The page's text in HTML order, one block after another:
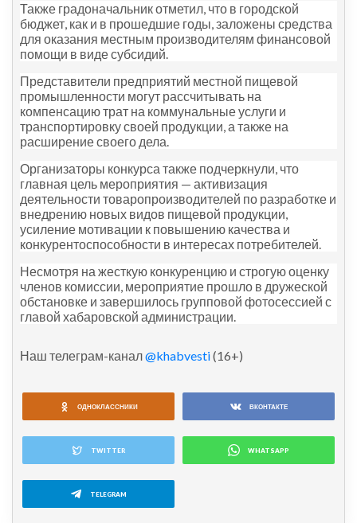
Также градоначальник отметил, что в городской
бюджет, как и в прошедшие годы, заложены средства
для оказания местным производителям финансовой
помощи в виде субсидий.
Представители предприятий местной пищевой
промышленности могут рассчитывать на
компенсацию трат на коммунальные услуги и
транспортировку своей продукции, а также на
расширение своего дела.
Организаторы конкурса также подчеркнули, что
главная цель мероприятия — активизация
деятельности товаропроизводителей по разработке и
внедрению новых видов пищевой продукции,
усиление мотивации к повышению качества и
конкурентоспособности в интересах потребителей.
Несмотря на жесткую конкуренцию и строгую оценку
членов комиссии, мероприятие прошло в дружеской
обстановке и завершилось групповой фотосессией с
главой хабаровской администрации.
Наш телеграм-канал@khabvesti(16+)
ОДНОКЛАССНИКИ ВКОНТАКТЕ
TWITTER WHATSAPP
TELEGRAM